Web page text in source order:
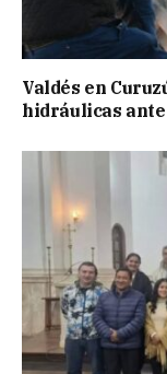
Valdés en
hidráulicas